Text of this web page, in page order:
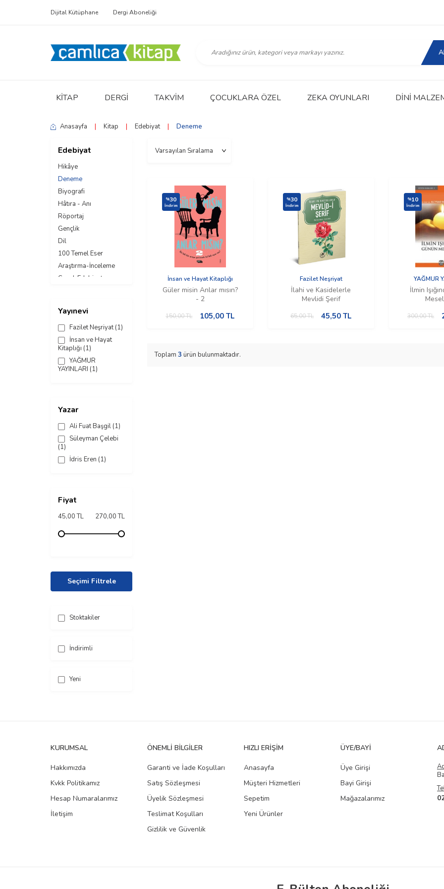
Dijital Kütüphane Dergi Aboneliği
KITAP DERGI TAKVIM ÇOCUKLARA ÖZEL ZEKA OYUNLARI DINI
Anasayfa | Kitap | Edebiyat | Deneme
Edebiyat
Hikâye
Deneme
Biyografi
Hâtıra - Anı
Röportaj
Gençlik
Dil
100 Temel Eser
Araştırma-İnceleme
Çocuk Edebiyatı
Yayınevi
Fazilet Neşriyat(1)
İnsan ve Hayat
Kitaplığı (1)
YAĞMUR
YAYINLARI (1)
Yazar
Ali Fuat Başgil (1)
Süleyman Çelebi
(1)
İdris Eren (1)
Fiyat
45,00 TL 270,00 TL
Seçimi Filtrele
Stoktakiler
İndirimli
Yeni
%30
İndirim
İnsan ve Hayat Kitaplığı
Güler misin Anlar mısın?
- 2
150,00TL 105,00 TL
%30
İndirim
Fazilet Neşriyat
İlahi ve Kasidelerle
Mevlidi Şerif
65,00TL 45,50 TL
%10
İndirim
YAĞMUR
İlmin
300,00TL
Toplam 3 ürün bulunmaktadır.
KURUMSAL
Hakkımızda
Kvkk Politikamız
Hesap Numaralarımız
İletişim
ÖNEMLI BILGILER
Garanti ve İade Koşulları
Satış Sözleşmesi
Üyelik Sözleşmesi
Teslimat Koşulları
Gizlilik ve Güvenlik
HIZLI ERIŞIM
Anasayfa
Müşteri Hizmetleri
Sepetim
Yeni Ürünler
ÜYE/BAYI
Üye Girişi
Bayi Girişi
Mağazalarımız